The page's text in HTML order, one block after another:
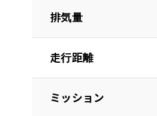
排気量
走行距離
ミッション